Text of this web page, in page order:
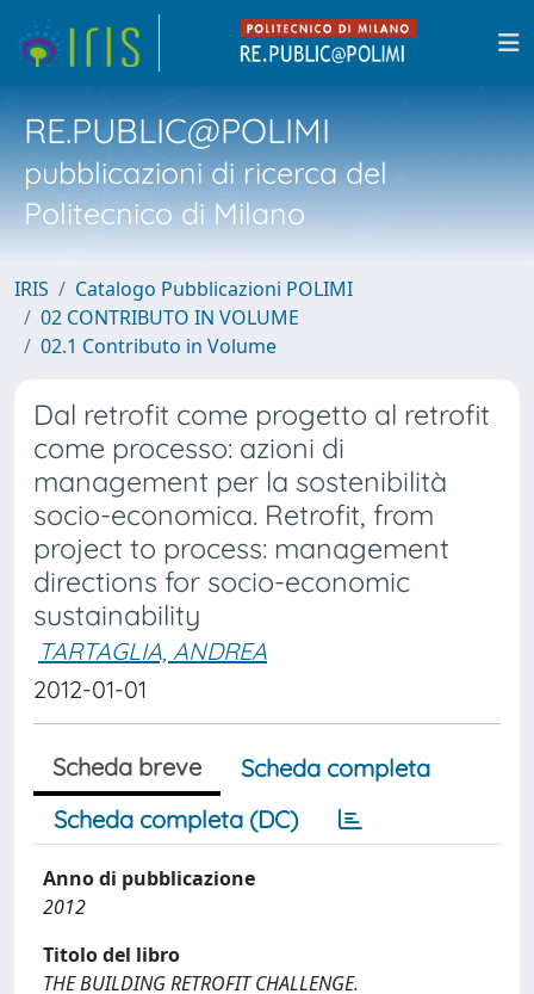
RE.PUBLIC@POLIMI
pubblicazioni di ricerca del
Politecnico di Milano
IRIS
Catalogo Pubblicazioni POLIMI
02 CONTRIBUTO IN VOLUME
02.1 Contributo in Volume
Dal retrofit come progetto al retrofit
come processo: azioni di
management per la sostenibilità
socio-economica. Retrofit, from
project to process: management
directions for socio-economic
sustainability
TARTAGLIA, ANDREA
2012-01-01
Scheda breve
Scheda completa
Scheda completa (DC)
Anno di pubblicazione
2012
Titolo del libro
THE BUILDING RETROFIT CHALLENGE.